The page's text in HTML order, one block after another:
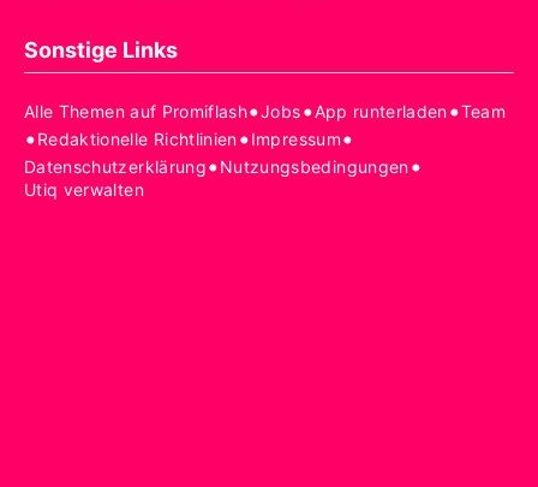
Sonstige Links
Alle Themen auf Promiflash•Jobs•App runterladen•Team
•Redaktionelle Richtlinien•Impressum•
Datenschutzerklärung•Nutzungsbedingungen•
Utiq verwalten